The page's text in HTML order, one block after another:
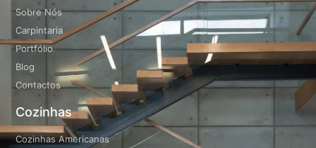
Sobre Nós
Carpintaria
Portfólio
Blog
Contactos
Cozinhas
Cozinhas Americanas